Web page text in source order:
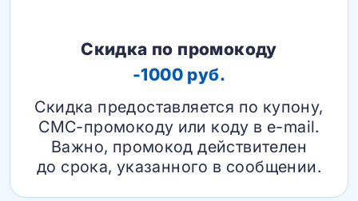
Скидка по промокоду
-1000 руб.
Скидка предоставляется по купону,
СМС-промокоду или коду в e-mail.
Важно, промокод действителен
до срока, указанного в сообщении.